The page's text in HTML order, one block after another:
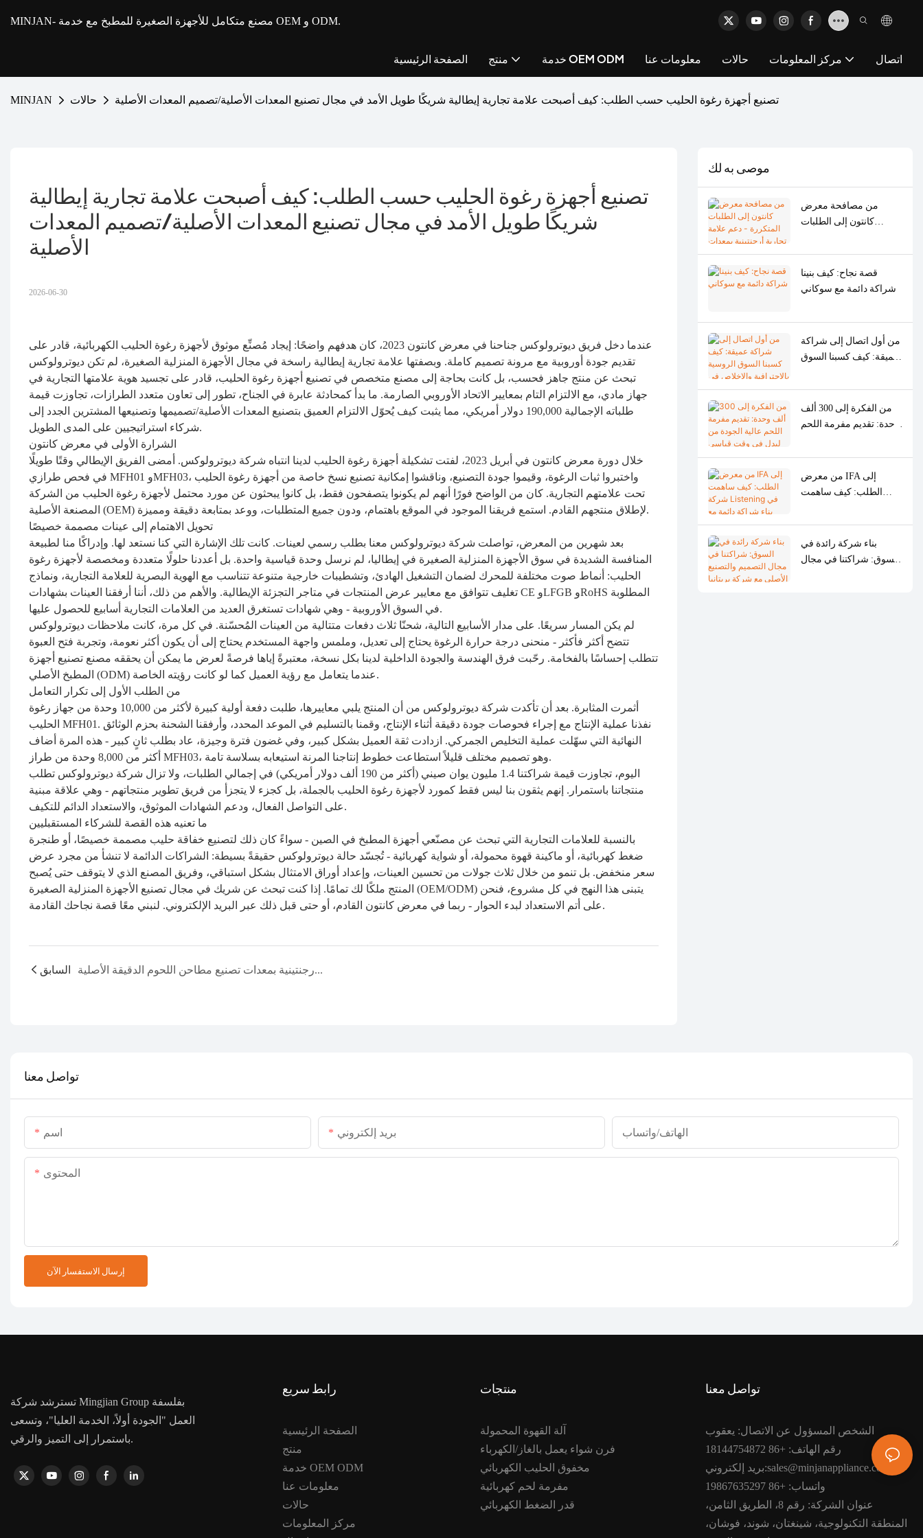
MINJAN - مصنع متكامل للأجهزة الصغيرة للمطبخ مع خدمة OEM و ODM.
الصفحة الرئيسية منتج خدمة OEM ODM معلومات عنا حالات مركز المعلومات اتصال
MINJAN حالات تصنيع أجهزة رغوة الحليب حسب الطلب: كيف أصبحت علامة تجارية إيطالية شريكًا طويل الأمد في مجال تصنيع المعدات الأصلية/تصميم المعدات الأصلية
تصنيع أجهزة رغوة الحليب حسب الطلب: كيف أصبحت علامة تجارية إيطالية
شريكًا طويل الأمد في مجال تصنيع المعدات الأصلية/تصميم المعدات
الأصلية
2026-06-30
عندما دخل فريق ديوترولوكس جناحنا في معرض كانتون 2023، كان هدفهم واضحًا: إيجاد مُصنِّع موثوق لأجهزة رغوة الحليب الكهربائية، قادر على
تقديم جودة أوروبية مع مرونة تصميم كاملة. وبصفتها علامة تجارية إيطالية راسخة في مجال الأجهزة المنزلية الصغيرة، لم تكن ديوترولوكس
تبحث عن منتج جاهز فحسب، بل كانت بحاجة إلى مصنع متخصص في تصنيع أجهزة رغوة الحليب، قادر على تجسيد هوية علامتها التجارية في
جهاز مادي، مع الالتزام التام بمعايير الاتحاد الأوروبي الصارمة. ما بدأ كمحادثة عابرة في الجناح، تطور إلى تعاون متعدد الطرازات، تجاوزت قيمة
طلباته الإجمالية 190,000 دولار أمريكي، مما يثبت كيف يُحوّل الالتزام العميق بتصنيع المعدات الأصلية/تصميمها وتصنيعها المشترين الجدد إلى
شركاء استراتيجيين على المدى الطويل.
الشرارة الأولى في معرض كانتون
خلال دورة معرض كانتون في أبريل 2023، لفتت تشكيلة أجهزة رغوة الحليب لدينا انتباه شركة ديوترولوكس. أمضى الفريق الإيطالي وقتًا طويلًا
في فحص طرازي MFH01 وMFH03، واختبروا ثبات الرغوة، وقيموا جودة التصنيع، وناقشوا إمكانية تصنيع نسخ خاصة من أجهزة رغوة الحليب
تحت علامتهم التجارية. كان من الواضح فورًا أنهم لم يكونوا يتصفحون فقط، بل كانوا يبحثون عن مورد محتمل لأجهزة رغوة الحليب من الشركة
المصنعة الأصلية (OEM) لإطلاق منتجهم القادم. استمع فريقنا الموجود في الموقع باهتمام، ودون جميع المتطلبات، ووعد بمتابعة دقيقة ومميزة.
تحويل الاهتمام إلى عينات مصممة خصيصًا
بعد شهرين من المعرض، تواصلت شركة ديوترولوكس معنا بطلب رسمي لعينات. كانت تلك الإشارة التي كنا نستعد لها. وإدراكًا منا لطبيعة
المنافسة الشديدة في سوق الأجهزة المنزلية الصغيرة في إيطاليا، لم نرسل وحدة قياسية واحدة. بل أعددنا حلولًا متعددة ومخصصة لأجهزة رغوة
الحليب: أنماط صوت مختلفة للمحرك لضمان التشغيل الهادئ، وتشطيبات خارجية متنوعة تتناسب مع الهوية البصرية للعلامة التجارية، ونماذج
تغليف تتوافق مع معايير عرض المنتجات في متاجر التجزئة الإيطالية. والأهم من ذلك، أننا أرفقنا العينات بشهادات CE وLFGB وRoHS المطلوبة
في السوق الأوروبية - وهي شهادات تستغرق العديد من العلامات التجارية أسابيع للحصول عليها.
لم يكن المسار سريعًا. على مدار الأسابيع التالية، شحنّا ثلاث دفعات متتالية من العينات المُحسّنة. في كل مرة، كانت ملاحظات ديوترولوكس
تتضح أكثر فأكثر - منحنى درجة حرارة الرغوة يحتاج إلى تعديل، وملمس واجهة المستخدم يحتاج إلى أن يكون أكثر نعومة، وتجربة فتح العبوة
تتطلب إحساسًا بالفخامة. رحّبت فرق الهندسة والجودة الداخلية لدينا بكل نسخة، معتبرةً إياها فرصةً لعرض ما يمكن أن يحققه مصنع تصنيع أجهزة
المطبخ الأصلي (ODM) عندما يتعامل مع رؤية العميل كما لو كانت رؤيته الخاصة.
من الطلب الأول إلى تكرار التعامل
أثمرت المثابرة. بعد أن تأكدت شركة ديوترولوكس من أن المنتج يلبي معاييرها، طلبت دفعة أولية كبيرة لأكثر من 10,000 وحدة من جهاز رغوة
الحليب MFH01. نفذنا عملية الإنتاج مع إجراء فحوصات جودة دقيقة أثناء الإنتاج، وقمنا بالتسليم في الموعد المحدد، وأرفقنا الشحنة بحزم الوثائق
النهائية التي سهّلت عملية التخليص الجمركي. ازدادت ثقة العميل بشكل كبير، وفي غضون فترة وجيزة، عاد بطلب ثانٍ كبير - هذه المرة أضاف
أكثر من 8,000 وحدة من طراز MFH03، وهو تصميم مختلف قليلاً استطاعت خطوط إنتاجنا المرنة استيعابه بسلاسة تامة.
اليوم، تجاوزت قيمة شراكتنا 1.4 مليون يوان صيني (أكثر من 190 ألف دولار أمريكي) في إجمالي الطلبات، ولا تزال شركة ديوترولوكس تطلب
منتجاتنا باستمرار. إنهم يثقون بنا ليس فقط كمورد لأجهزة رغوة الحليب بالجملة، بل كجزء لا يتجزأ من فريق تطوير منتجاتهم - وهي علاقة مبنية
على التواصل الفعال، ودعم الشهادات الموثوق، والاستعداد الدائم للتكيف.
ما تعنيه هذه القصة للشركاء المستقبليين
بالنسبة للعلامات التجارية التي تبحث عن مصنّعي أجهزة المطبخ في الصين - سواءً كان ذلك لتصنيع خفاقة حليب مصممة خصيصًا، أو طنجرة
ضغط كهربائية، أو ماكينة قهوة محمولة، أو شواية كهربائية - تُجسّد حالة ديوترولوكس حقيقةً بسيطة: الشراكات الدائمة لا تنشأ من مجرد عرض
سعر منخفض. بل تنمو من خلال ثلاث جولات من تحسين العينات، وإعداد أوراق الامتثال بشكل استباقي، وفريق المصنع الذي لا يتوقف حتى يُصبح
المنتج ملكًا لك تمامًا. إذا كنت تبحث عن شريك في مجال تصنيع الأجهزة المنزلية الصغيرة (OEM/ODM) يتبنى هذا النهج في كل مشروع، فنحن
على أتم الاستعداد لبدء الحوار - ربما في معرض كانتون القادم، أو حتى قبل ذلك عبر البريد الإلكتروني. لنبني معًا قصة نجاحك القادمة.
السابق من مصافحة معرض كانتون إلى الطلبات المتكررة - دعم علامة تجارية أرجنتينية بمعدات تصنيع مطاحن اللحوم الدقيقة الأصلية
موصى به لك
من مصافحة معرض
كانتون إلى الطلبات
تجارية أرجنتينية بمعدات
تصنيع مطاحن اللحوم
الدقيقة الأصلية
قصة نجاح: كيف بنينا
شراكة دائمة مع سوكاني
من أول اتصال إلى شراكة
عميقة: كيف كسبنا السوق
والإخلاص في عام واحد
فقط
من الفكرة إلى 300 ألف
وحدة: تقديم مفرمة اللحم
وقت قياسي
من معرض IFA إلى
الطلب: كيف ساهمت
شراكة دائمة مع شركة
SOGO الإسبانية
بناء شركة رائدة في
السوق: شراكتنا في مجال
تواصل معنا
اسم بريد إلكتروني الهاتف/واتساب
المحتوى
إرسال الاستفسار الآن
تسترشد شركة Mingjian Group بفلسفة
العمل "الجودة أولاً، الخدمة العليا"، وتسعى
باستمرار إلى التميز والرقي.
رابط سريع
الصفحة الرئيسية
منتج
خدمة OEM ODM
معلومات عنا
حالات
مركز المعلومات
منتجات
آلة القهوة المحمولة
فرن شواء يعمل بالغاز/الكهرباء
مخفوق الحليب الكهربائي
مفرمة لحم كهربائية
قدر الضغط الكهربائي
تواصل معنا
الشخص المسؤول عن الاتصال: يعقوب
رقم الهاتف: +86 18144754872
بريد إلكتروني:sales@minjanappliance.com
واتساب: +86 19867635297
عنوان الشركة: رقم 8، الطريق الثامن،
المنطقة التكنولوجية، شينغتان، شوند، فوشان،